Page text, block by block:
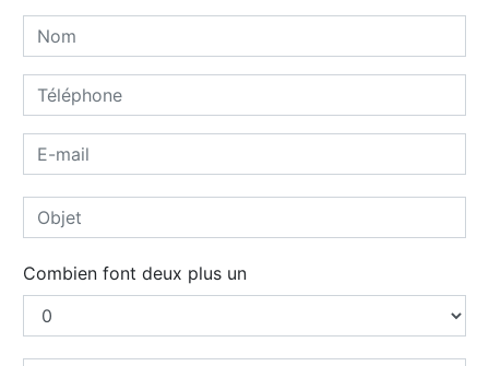
Combien font deux plus un